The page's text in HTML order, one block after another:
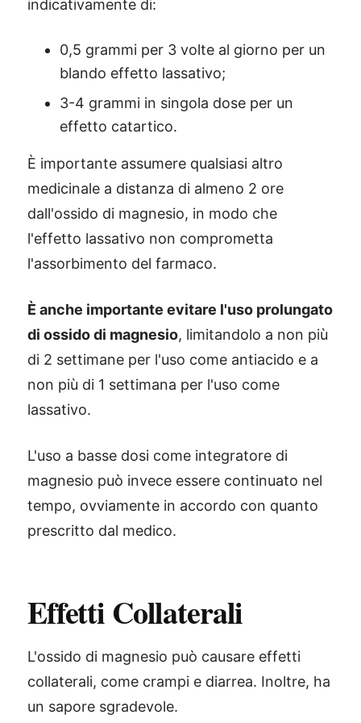
indicativamente di:
0,5 grammi per 3 volte al giorno per un
blando effetto lassativo;
3-4 grammi in singola dose per un
effetto catartico.
È importante assumere qualsiasi altro
medicinale a distanza di almeno 2 ore
dall'ossido di magnesio, in modo che
l'effetto lassativo non comprometta
l'assorbimento del farmaco.
È anche importante evitare l'uso prolungato
di ossido di magnesio, limitandolo a non più
di 2 settimane per l'uso come antiacido e a
non più di 1 settimana per l'uso come
lassativo.
L'uso a basse dosi come integratore di
magnesio può invece essere continuato nel
tempo, ovviamente in accordo con quanto
prescritto dal medico.
Effetti Collaterali
L'ossido di magnesio può causare effetti
collaterali, come crampi e diarrea. Inoltre, ha
un sapore sgradevole.